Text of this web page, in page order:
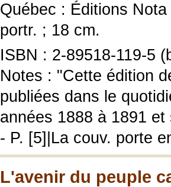
Québec : Éditions
portr. ; 18 cm.
ISBN : 2-89518-119-5
Notes : "Cette édition
publiées dans le
années 1888 à 1891
- P. [5]|La couv. porte
L'avenir du peuple